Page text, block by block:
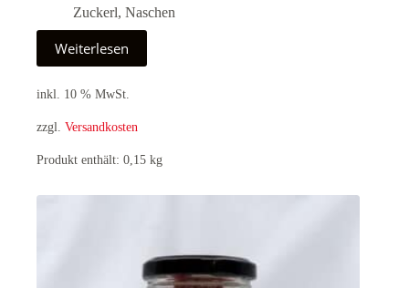
Zuckerl, Naschen
Weiterlesen
inkl. 10 % MwSt.
zzgl. Versandkosten
Produkt enthält: 0,15 kg